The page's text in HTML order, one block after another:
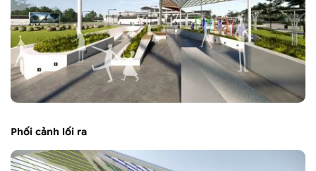
Phối cảnh lối ra